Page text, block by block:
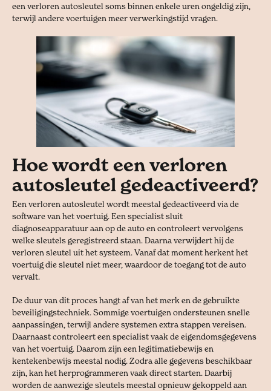
een verloren autosleutel soms binnen enkele uren ongeldig zijn,
terwijl andere voertuigen meer verwerkingstijd vragen.
Hoe wordt een verloren
autosleutel gedeactiveerd?
Een verloren autosleutel wordt meestal gedeactiveerd via de
software van het voertuig. Een specialist sluit
diagnoseapparatuur aan op de auto en controleert vervolgens
welke sleutels geregistreerd staan. Daarna verwijdert hij de
verloren sleutel uit het systeem. Vanaf dat moment herkent het
voertuig die sleutel niet meer, waardoor de toegang tot de auto
vervalt.
De duur van dit proces hangt af van het merk en de gebruikte
beveiligingstechniek. Sommige voertuigen ondersteunen snelle
aanpassingen, terwijl andere systemen extra stappen vereisen.
Daarnaast controleert een specialist vaak de eigendomsgegevens
van het voertuig. Daarom zijn een legitimatiebewijs en
kentekenbewijs meestal nodig. Zodra alle gegevens beschikbaar
zijn, kan het herprogrammeren vaak direct starten. Daarbij
worden de aanwezige sleutels meestal opnieuw gekoppeld aan